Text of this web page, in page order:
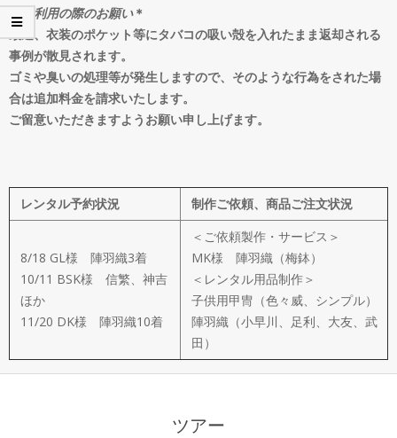
ダ
ー
メ
イ
ド
製
作
武
＊ご利用の際のお願い＊
最近、衣装のポケット等にタバコの吸い殻を入れたまま返却される
事例が散見されます。
ゴミや臭いの処理等が発生しますので、そのような行為をされた場
合は追加料金を請求いたします。
ご留意いただきますようお願い申し上げます。
レンタル予約状況 制作ご依頼、商品ご注文状況
8/18 GL様 陣羽織3着
10/11 BSK様 信繁、神吉
ほか
11/20 DK様 陣羽織10着
＜ご依頼製作・サービス＞
MK様 陣羽織（梅鉢）
＜レンタル用品制作＞
子供用甲冑（色々威、シンプル）
陣羽織（小早川、足利、大友、武
田）
ツアー